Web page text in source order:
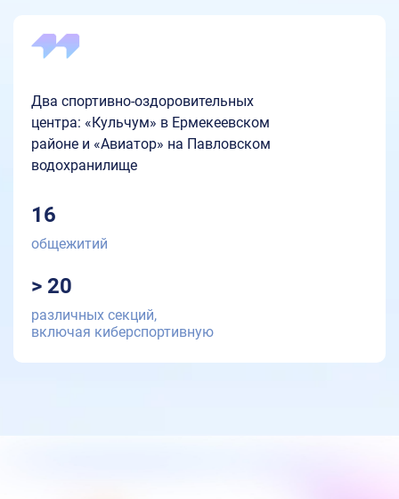
Два спортивно-оздоровительных
центра: «Кульчум» в Ермекеевском
районе и «Авиатор» на Павловском
водохранилище
16
общежитий
> 20
различных секций,
включая киберспортивную